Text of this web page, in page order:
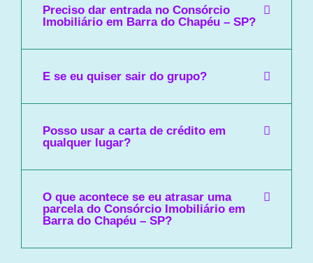
Preciso dar entrada no Consórcio
Imobiliário em Barra do Chapéu – SP?
E se eu quiser sair do grupo?
Posso usar a carta de crédito em
qualquer lugar?
O que acontece se eu atrasar uma
parcela do Consórcio Imobiliário em
Barra do Chapéu – SP?